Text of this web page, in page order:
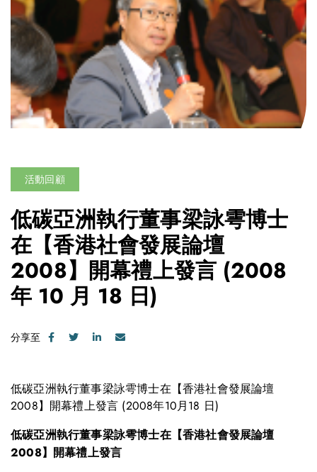
活動回顧
低碳亞洲執行董事梁詠雩博士
在【香港社會發展論壇
2008】開幕禮上發言 (2008
年 10 月 18 日)
分享至
低碳亞洲執行董事梁詠雩博士在【香港社會發展論壇
2008】開幕禮上發言 (2008年10月18 日)
低碳亞洲執行董事梁詠雩博士在【香港社會發展論壇
2008】開幕禮上發言